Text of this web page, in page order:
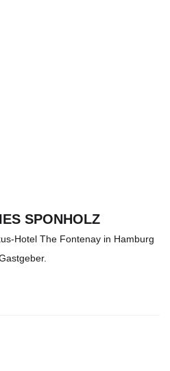
SPONHOLZ
Hotel The Fontenay in Hamburg